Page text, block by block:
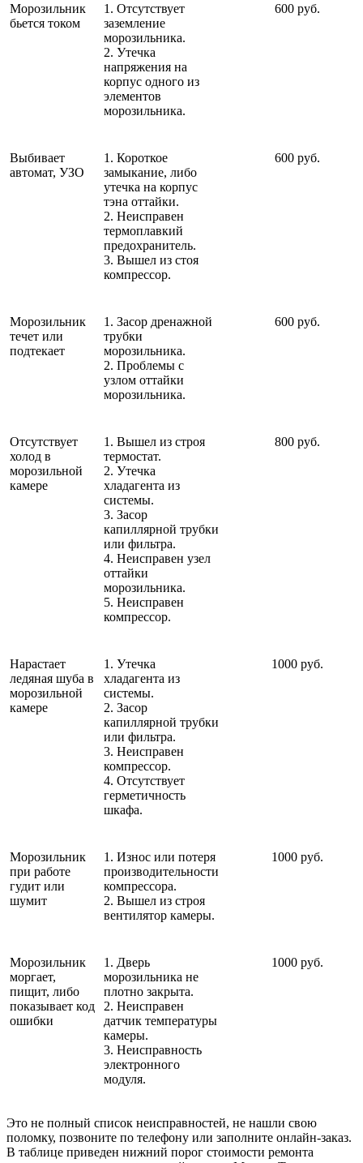
Морозильник
бьется током
1. Отсутствует
заземление
морозильника.
2. Утечка
напряжения на
корпус одного из
элементов
морозильника.
600 руб.
Выбивает
автомат, УЗО
1. Короткое
замыкание, либо
утечка на корпус
тэна оттайки.
2. Неисправен
термоплавкий
предохранитель.
3. Вышел из стоя
компрессор.
600 руб.
Морозильник
течет или
подтекает
1. Засор дренажной
трубки
морозильника.
2. Проблемы с
узлом оттайки
морозильника.
600 руб.
Отсутствует
холод в
морозильной
камере
1. Вышел из строя
термостат.
2. Утечка
хладагента из
системы.
3. Засор
капиллярной трубки
или фильтра.
4. Неисправен узел
оттайки
морозильника.
5. Неисправен
компрессор.
800 руб.
Нарастает
ледяная шуба в
морозильной
камере
1. Утечка
хладагента из
системы.
2. Засор
капиллярной трубки
или фильтра.
3. Неисправен
компрессор.
4. Отсутствует
герметичность
шкафа.
1000 руб.
Морозильник
при работе
гудит или
шумит
1. Износ или потеря
производительности
компрессора.
2. Вышел из строя
вентилятор камеры.
1000 руб.
Морозильник
моргает,
пищит, либо
показывает код
ошибки
1. Дверь
морозильника не
плотно закрыта.
2. Неисправен
датчик температуры
камеры.
3. Неисправность
электронного
модуля.
1000 руб.
Это не полный список неисправностей, не нашли свою
поломку, позвоните по телефону или заполните онлайн-заказ.
В таблице приведен нижний порог стоимости ремонта